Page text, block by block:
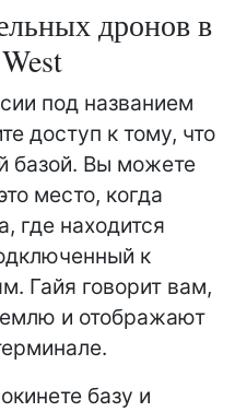
дронов в
под названием
доступ к тому, что
базой. Вы можете
место, когда
где находится
к
Гайя говорит вам,
и отображают
базу и